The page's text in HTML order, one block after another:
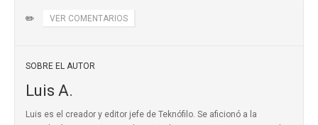
✏️ VER COMENTARIOS
SOBRE EL AUTOR
Luis A.
Luis es el creador y editor jefe de Teknófilo. Se aficionó a la